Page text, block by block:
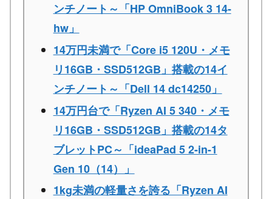
ンチノート～「HP OmniBook 3 14-
hw」
14万円未満で「Core i5 120U・メモ
リ16GB・SSD512GB」搭載の14イ
ンチノート～「Dell 14 dc14250」
14万円台で「Ryzen AI 5 340・メモ
リ16GB・SSD512GB」搭載の14タ
ブレットPC～「ideaPad 5 2-in-1
Gen 10（14）」
1kg未満の軽量さを誇る「Ryzen AI